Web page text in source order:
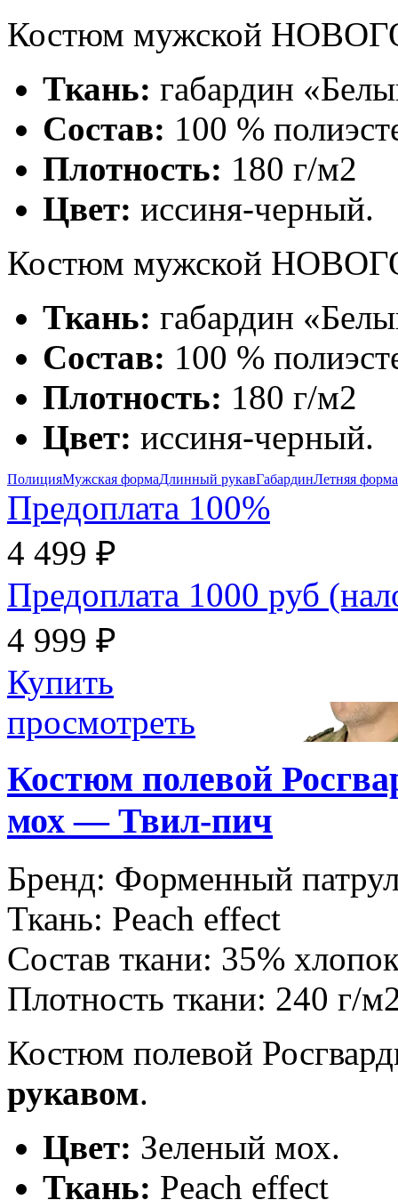
Костюм мужской
Ткань: габардин
Состав: 100 %
Плотность: 180 г/м2
Цвет: иссиня-черный.
Костюм мужской
Ткань: габардин
Состав: 100 %
Плотность: 180 г/м2
Цвет: иссиня-черный.
ПолицияМужская формаДлинный рукавГабардинЛетняя форма
Предоплата 100%
4 499 ₽
Предоплата 1000 руб
4 999 ₽
Купить
просмотреть
Костюм полевой
мох — Твил-пич
Бренд: Форменный
Ткань: Peach effect
Состав ткани: 35%
Плотность ткани: 240 г/
Костюм полевой
рукавом.
Цвет: Зеленый мох.
Ткань: Peach effect